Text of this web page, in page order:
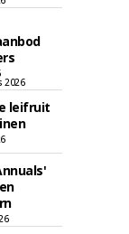
2026
leifruit